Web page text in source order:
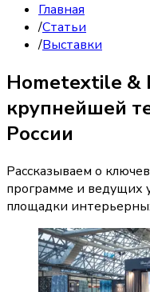
Главная
/Статьи
/Выставки
Hometextile &
крупнейшей
России
Рассказываем о
программе и ведущих
площадки